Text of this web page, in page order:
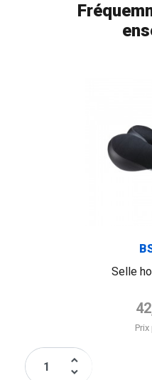
Selle
keyboard_arrow_up
keyboard_arrow_down